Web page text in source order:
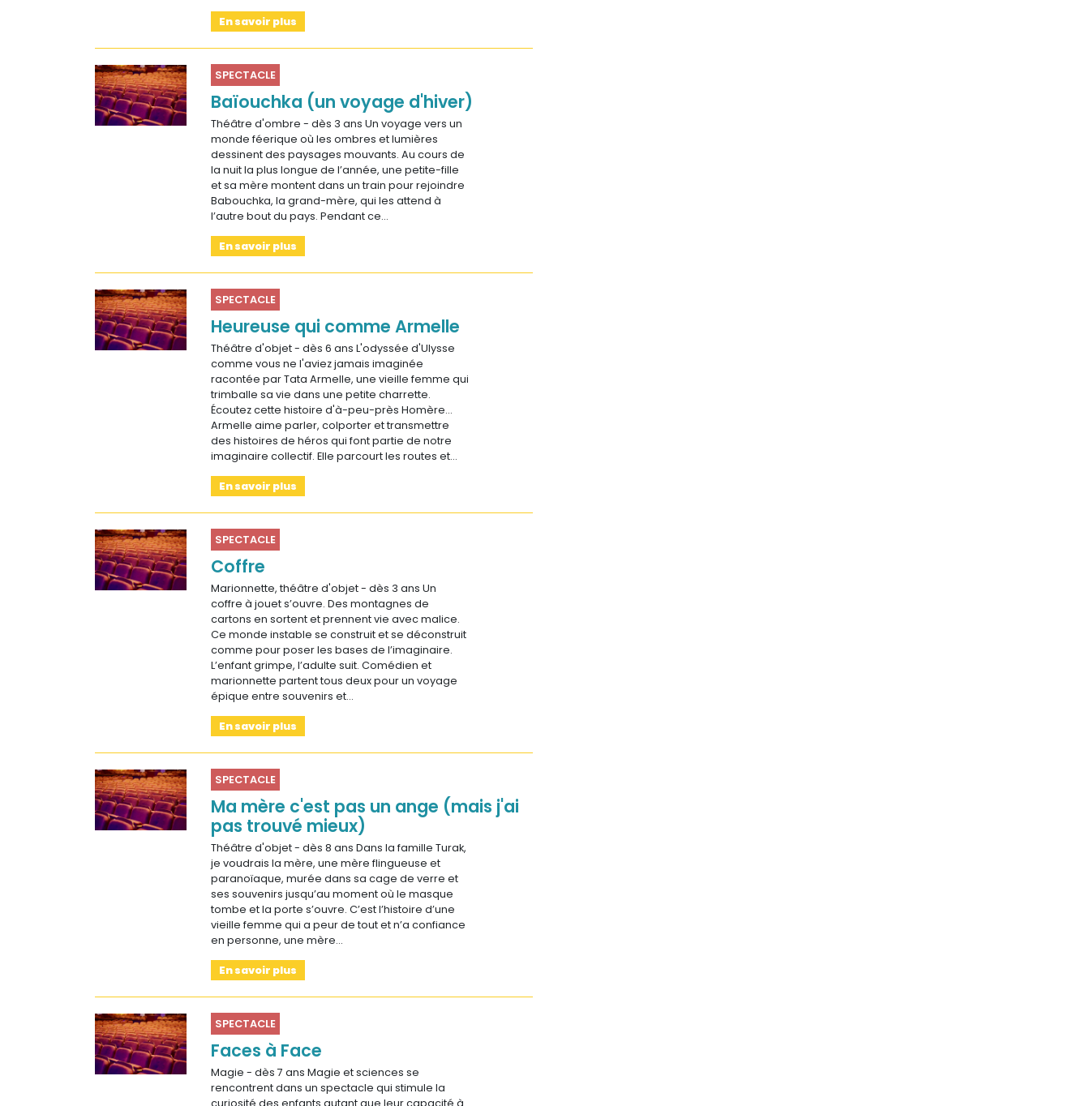
En savoir plus
SPECTACLE
Baïouchka (un voyage d'hiver)
Théâtre d'ombre - dès 3 ans Un voyage vers un
monde féerique où les ombres et lumières
dessinent des paysages mouvants. Au cours de
la nuit la plus longue de l’année, une petite-fille
et sa mère montent dans un train pour rejoindre
Babouchka, la grand-mère, qui les attend à
l’autre bout du pays. Pendant ce…
En savoir plus
SPECTACLE
Heureuse qui comme Armelle
Théâtre d'objet - dès 6 ans L'odyssée d'Ulysse
comme vous ne l'aviez jamais imaginée
racontée par Tata Armelle, une vieille femme qui
trimballe sa vie dans une petite charrette.
Écoutez cette histoire d'à-peu-près Homère…
Armelle aime parler, colporter et transmettre
des histoires de héros qui font partie de notre
imaginaire collectif. Elle parcourt les routes et…
En savoir plus
SPECTACLE
Coffre
Marionnette, théâtre d'objet - dès 3 ans Un
coffre à jouet s’ouvre. Des montagnes de
cartons en sortent et prennent vie avec malice.
Ce monde instable se construit et se déconstruit
comme pour poser les bases de l’imaginaire.
L’enfant grimpe, l’adulte suit. Comédien et
marionnette partent tous deux pour un voyage
épique entre souvenirs et…
En savoir plus
SPECTACLE
Ma mère c'est pas un ange (mais j'ai
pas trouvé mieux)
Théâtre d'objet - dès 8 ans Dans la famille Turak,
je voudrais la mère, une mère flingueuse et
paranoïaque, murée dans sa cage de verre et
ses souvenirs jusqu’au moment où le masque
tombe et la porte s’ouvre. C’est l’histoire d’une
vieille femme qui a peur de tout et n’a confiance
en personne, une mère…
En savoir plus
SPECTACLE
Faces à Face
Magie - dès 7 ans Magie et sciences se
rencontrent dans un spectacle qui stimule la